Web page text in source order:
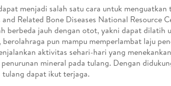
menjadi salah satu cara untuk
Related Bone Diseases National Resource
berbeda jauh dengan otot, yakni dapat dilatih
pun mampu memperlambat laju
aktivitas sehari-hari yang
mineral pada tulang. Dengan
tulang dapat ikut terjaga.